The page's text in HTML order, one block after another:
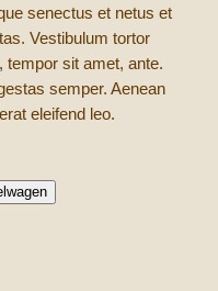
senectus et netus et
Vestibulum tortor
tempor sit amet, ante.
semper. Aenean
eleifend leo.